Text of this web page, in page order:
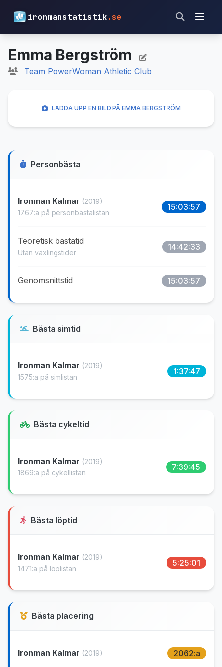
ironmanstatistik.se
Emma Bergström
Team PowerWoman Athletic Club
Personbästa
Ironman Kalmar (2019)
1767:a på personbästalistan
15:03:57
Teoretisk bästatid
Utan växlingstider
14:42:33
Genomsnittstid 15:03:57
Bästa simtid
Ironman Kalmar (2019)
1575:a på simlistan
1:37:47
Bästa cykeltid
Ironman Kalmar (2019)
1869:a på cykellistan
7:39:45
Bästa löptid
Ironman Kalmar (2019)
1471:a på löplistan
5:25:01
Bästa placering
Ironman Kalmar (2019) 2062:a
LADDA UPP EN BILD PÅ EMMA BERGSTRÖM